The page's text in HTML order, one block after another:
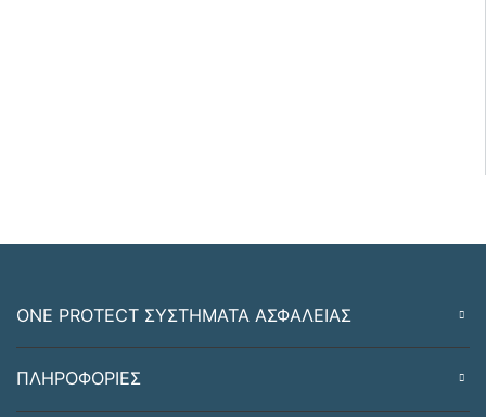
ONE PROTECT ΣΥΣΤΗΜΑΤΑ ΑΣΦΑΛΕΙΑΣ
ΠΛΗΡΟΦΟΡΙΕΣ